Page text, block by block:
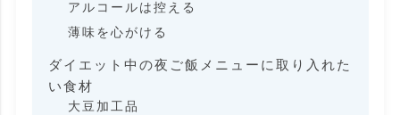
アルコールは控える
薄味を心がける
ダイエット中の夜ご飯メニューに取り入れた
い食材
大豆加工品